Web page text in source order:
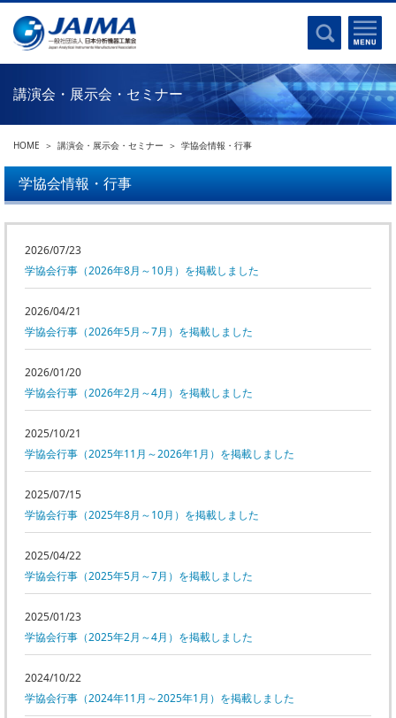
事業計画書
沿革
採用
関連リンク
JAIMAの取り組み
主な活動
分析機器・科学機器遺産認定
海外交流事業
製品含有化学物質規制 UPDATE
統計
刊行物のご案内
協力企業との適正取引の推進
分析用X線検査装置他PCB廃棄物処理について
会員会社
入会のご案内
入会金・会費規程
ニュース
はじめに
電磁波(光)
クロマトグラフ
質量分析
電子顕微鏡
熱分析
電気化学
電子線応用
バイオ関連
機器分析が支える、豊かな暮らしと産業のフロンティア
環境
イメージング
材料
X線・放射光
PICK UP CONTENTS
講演会・展示会・セミナー
HOME 講演会・展示会・セミナー 学協会情報・行事
学協会情報・行事
2026/07/23
学協会行事（2026年8月～10月）を掲載しました
2026/04/21
学協会行事（2026年5月～7月）を掲載しました
2026/01/20
学協会行事（2026年2月～4月）を掲載しました
2025/10/21
学協会行事（2025年11月～2026年1月）を掲載しました
2025/07/15
学協会行事（2025年8月～10月）を掲載しました
2025/04/22
学協会行事（2025年5月～7月）を掲載しました
2025/01/23
学協会行事（2025年2月～4月）を掲載しました
2024/10/22
学協会行事（2024年11月～2025年1月）を掲載しました